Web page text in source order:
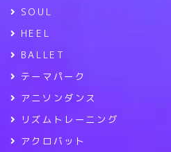
SOUL
HEEL
BALLET
テーマパーク
アニソンダンス
リズムトレーニング
アクロバット